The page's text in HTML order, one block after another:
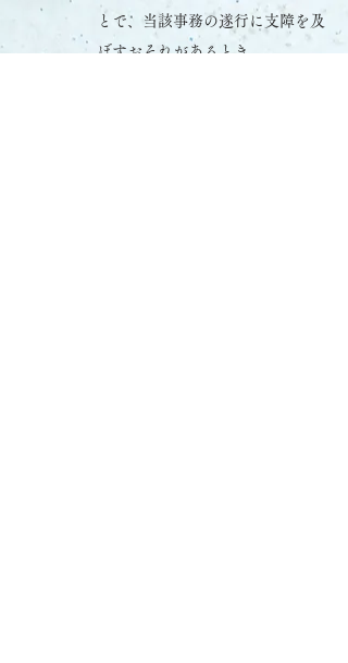
とで、当該事務の遂行に支障を及
ぼすおそれがあるとき